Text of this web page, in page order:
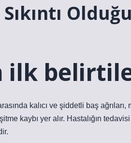
ilk
kalıcı ve şiddetli baş
kaybı yer alır. Hastalığın